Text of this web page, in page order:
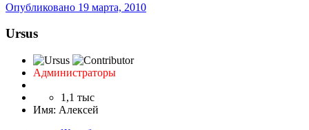
Опубликовано 19 марта, 2010
Ursus
Администраторы
1,1 тыс
Имя: Алексей